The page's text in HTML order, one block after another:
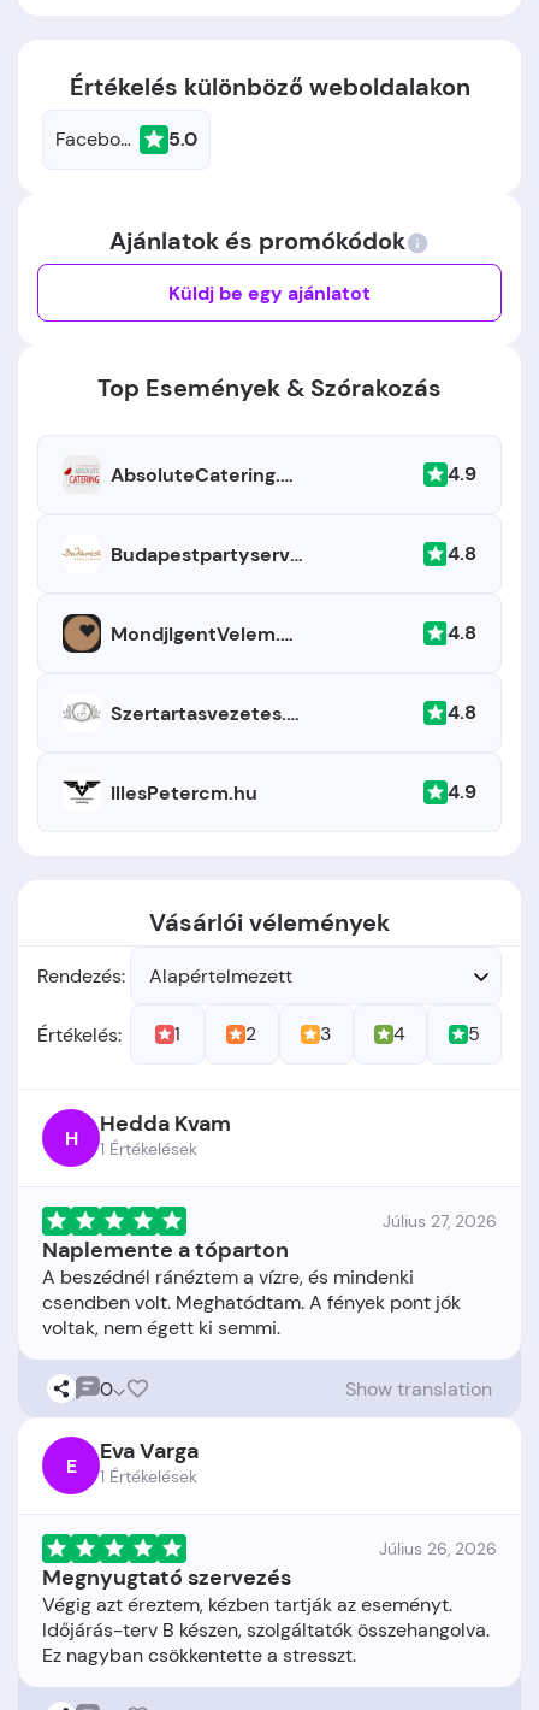
Értékelés különböző weboldalakon
Facebook 5.0
Ajánlatok és promókódok
Küldj be egy ajánlatot
Top Események & Szórakozás
AbsoluteCatering.hu 4.9
Budapestpartyservice.hu 4.8
MondjIgentVelem.hu 4.8
Szertartasvezetes.hu 4.8
IllesPetercm.hu 4.9
Vásárlói vélemények
Rendezés: Alapértelmezett
Értékelés: 1 2 3 4 5
H Hedda Kvam
1 Értékelések
Július 27, 2026
Naplemente a tóparton
A beszédnél ránéztem a vízre, és mindenki
csendben volt. Meghatódtam. A fények pont jók
0 Show translation
E Eva Varga
1 Értékelések
Július 26, 2026
Megnyugtató szervezés
Végig azt éreztem, kézben tartják az eseményt.
Időjárás-terv B készen, szolgáltatók összehangolva.